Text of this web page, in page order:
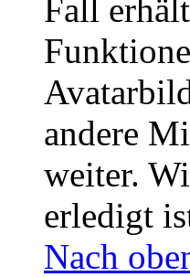
Fall
andere
weiter.
erledigt
Nach